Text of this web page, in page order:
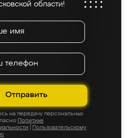
области!
Отправить
на передачу персональных
Политике
Пользовательскому